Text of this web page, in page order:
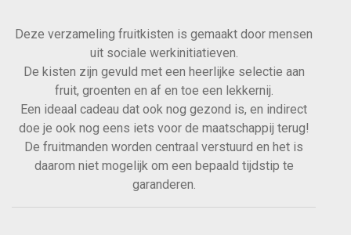
Deze verzameling fruitkisten is gemaakt door mensen
uit sociale werkinitiatieven.
De kisten zijn gevuld met een heerlijke selectie aan
fruit, groenten en af en toe een lekkernij.
Een ideaal cadeau dat ook nog gezond is, en indirect
doe je ook nog eens iets voor de maatschappij terug!
De fruitmanden worden centraal verstuurd en het is
daarom niet mogelijk om een bepaald tijdstip te
garanderen.